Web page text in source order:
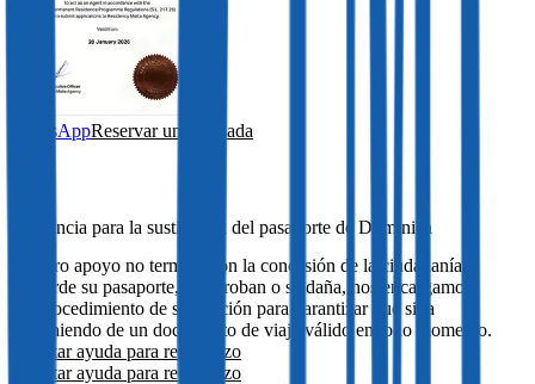
WhatsAppReservar una llamada
Asistencia para la sustitución del pasaporte de Dominica
Nuestro apoyo no termina con la concesión de la ciudadanía.
Si pierde su pasaporte, se lo roban o se daña, nos encargamos
del procedimiento de sustitución para garantizar que siga
disponiendo de un documento de viaje válido en todo momento.
Solicitar ayuda para reemplazo
Solicitar ayuda para reemplazo